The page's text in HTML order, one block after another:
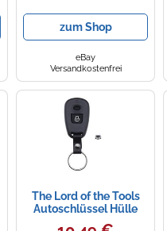
zum Shop
eBay
Versandkostenfrei
The Lord of the Tools
Autoschlüssel Hülle
Fernbedienung